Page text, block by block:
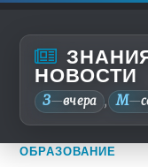
НОВОСТИ
З—вчера , М—
ОБРАЗОВАНИЕ